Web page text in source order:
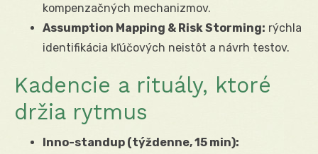
kompenzačných mechanizmov.
Assumption Mapping & Risk Storming: rýchla
identifikácia kľúčových neistôt a návrh testov.
Kadencie a rituály, ktoré
držia rytmus
Inno-standup (týždenne, 15 min):